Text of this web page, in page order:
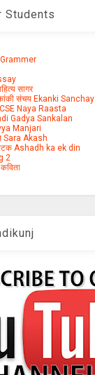
Students
Grammer
सागर
संचय Ekanki Sanchay
Naya Raasta
Gadya Sankalan
Manjari
Sara Akash
Ashadh ka ek din
2